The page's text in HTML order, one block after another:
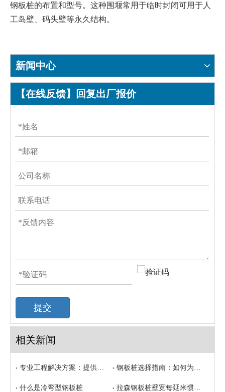
钢板桩的布置和型号。这种围堰常用于临时封闭可用于人
工岛壁、码头壁等永久结构。
新闻中心
【在线反馈】回复出厂报价
提交
相关新闻
什么是冷弯型钢板桩